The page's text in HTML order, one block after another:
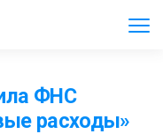
ФНС
расходы»